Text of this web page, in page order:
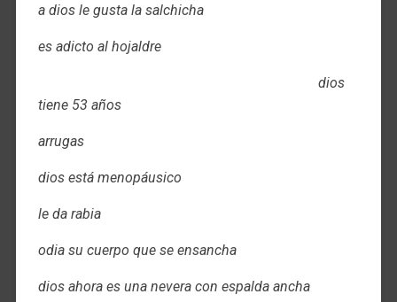
a dios le gusta la salchicha
es adicto al hojaldre
dios
tiene 53 años
arrugas
dios está menopáusico
le da rabia
odia su cuerpo que se ensancha
dios ahora es una nevera con espalda ancha